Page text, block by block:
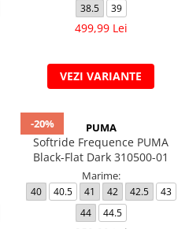
38.5
39
499,99 Lei
VEZI VARIANTE
-20% PUMA
Softride Frequence PUMA
Black-Flat Dark 310500-01
Marime:
40 40.5 41 42 42.5
43
44
44.5